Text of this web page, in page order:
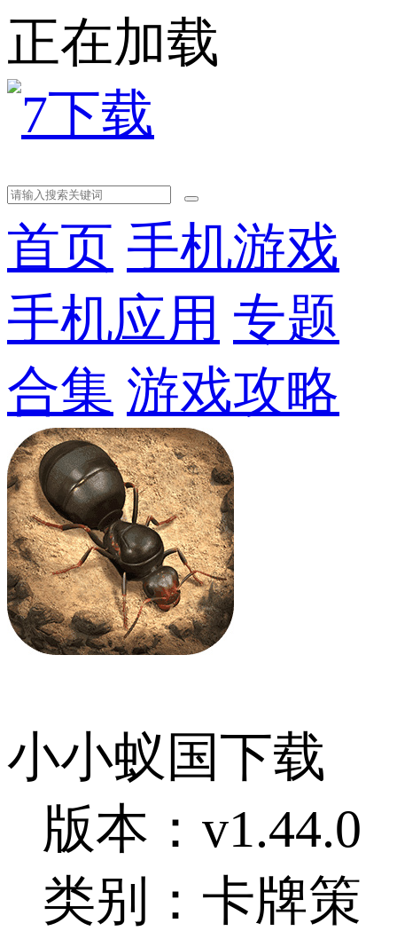
正在加载
首页 手机游戏
手机应用 专题
合集 游戏攻略
小小蚁国下载
版本：v1.44.0
类别：卡牌策